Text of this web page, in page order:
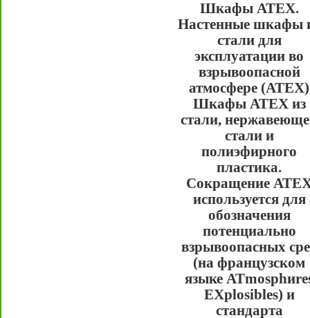
Шкафы ATEX.
Настенные шкафы
стали для
эксплуатации во
взрывоопасной
атмосфере (ATEX)
Шкафы ATEX из
стали,
стали и
полиэфирного
пластика.
Cокращение
используется для
обозначения
потенциально
взрывоопасных
(на французском
языке
EXplosibles) и
стандарта